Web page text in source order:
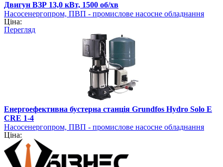
Двигун ВЗР 13,0 кВт, 1500 об/хв
Насосенергопром, ПВП - промислове насосне обладнання
Ціна:
Перегляд
Енергоефективна бустерна станція Grundfos Hydro Solo E
CRE 1-4
Насосенергопром, ПВП - промислове насосне обладнання
Ціна: